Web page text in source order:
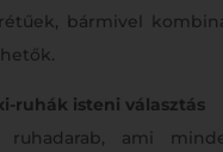
bármivel
ruhák isteni választás
ruhadarab, ami